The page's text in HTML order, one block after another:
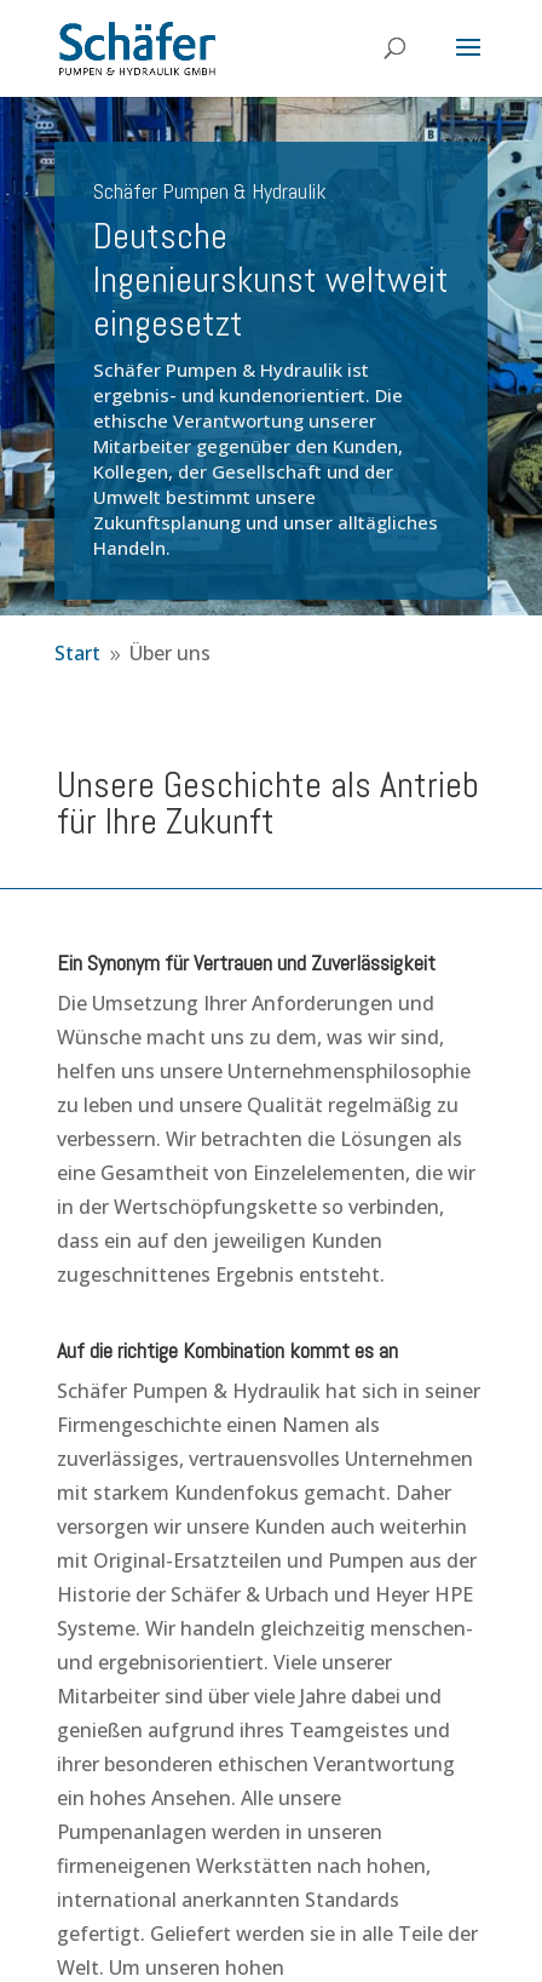
Schäfer Pumpen & Hydraulik
Deutsche
Ingenieurskunst weltweit
eingesetzt
Schäfer Pumpen & Hydraulik ist
ergebnis- und kundenorientiert. Die
ethische Verantwortung unserer
Mitarbeiter gegenüber den Kunden,
Kollegen, der Gesellschaft und der
Umwelt bestimmt unsere
Zukunftsplanung und unser alltägliches
Handeln.
Start 9 Über uns
Unsere Geschichte als Antrieb
für Ihre Zukunft
Ein Synonym für Vertrauen und Zuverlässigkeit
Die Umsetzung Ihrer Anforderungen und
Wünsche macht uns zu dem, was wir sind,
helfen uns unsere Unternehmensphilosophie
zu leben und unsere Qualität regelmäßig zu
verbessern. Wir betrachten die Lösungen als
eine Gesamtheit von Einzelelementen, die wir
in der Wertschöpfungskette so verbinden,
dass ein auf den jeweiligen Kunden
zugeschnittenes Ergebnis entsteht.
Auf die richtige Kombination kommt es an
Schäfer Pumpen & Hydraulik hat sich in seiner
Firmengeschichte einen Namen als
zuverlässiges, vertrauensvolles Unternehmen
mit starkem Kundenfokus gemacht. Daher
versorgen wir unsere Kunden auch weiterhin
mit Original-Ersatzteilen und Pumpen aus der
Historie der Schäfer & Urbach und Heyer HPE
Systeme.Wir handeln gleichzeitig menschen-
und ergebnisorientiert. Viele unserer
Mitarbeiter sind über viele Jahre dabei und
genießen aufgrund ihres Teamgeistes und
ihrer besonderen ethischen Verantwortung
ein hohes Ansehen. Alle unsere
Pumpenanlagen werden in unseren
firmeneigenen Werkstätten nach hohen,
international anerkannten Standards
gefertigt. Geliefert werden sie in alle Teile der
Welt. Um unseren hohen